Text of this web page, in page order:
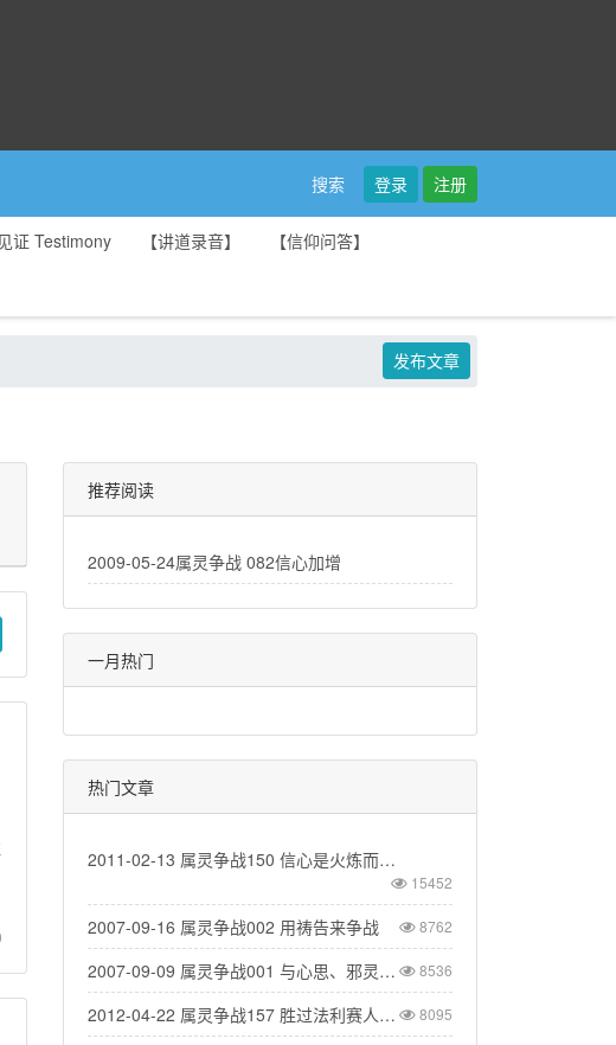
搜索 登录 注册
见证 Testimony 【讲道录音】 【信仰问答】
发布文章
推荐阅读
2009-05-24属灵争战 082信心加增
一月热门
热门文章
2011-02-13 属灵争战150 信心是火炼而成的
15452
2007-09-16 属灵争战002 用祷告来争战 8762
2007-09-09 属灵争战001 与心思、邪灵争战 8536
2012-04-22 属灵争战157 胜过法利赛人的酵 8095